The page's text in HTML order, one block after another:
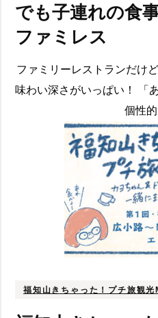
でも子連れの食
ファミレス
ファミリーレストランだけ
味わい深さがいっぱい！ 「
個性
福知山きちゃった！プチ旅観光